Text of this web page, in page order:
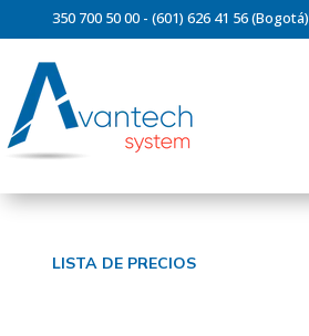
350 700 50 00 - (601) 626 41 56 (Bogotá)
ventas@avantechsystem.com
LISTA DE PRECIOS